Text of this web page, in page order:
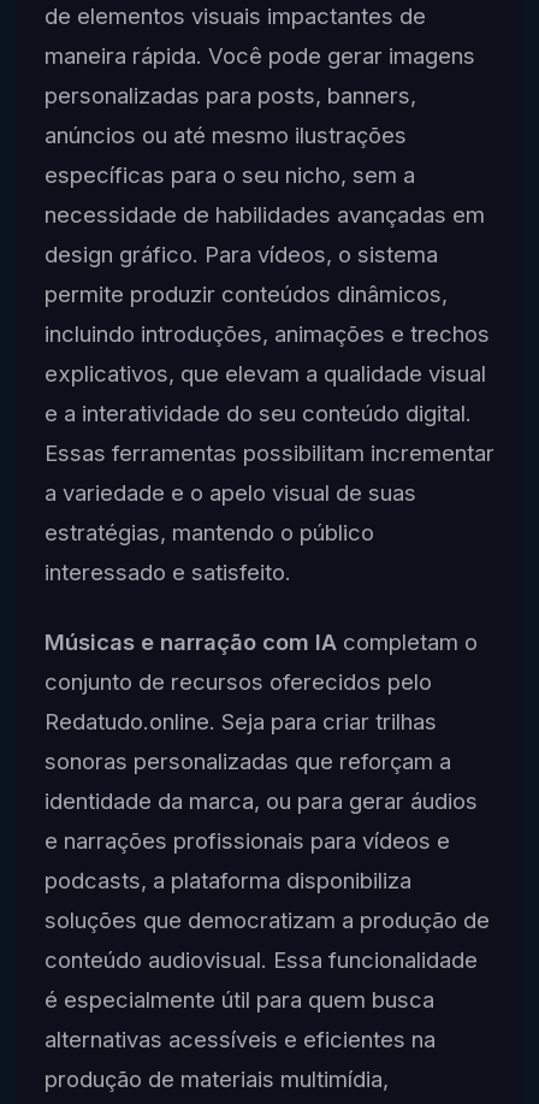
de elementos visuais impactantes de
maneira rápida. Você pode gerar imagens
personalizadas para posts, banners,
anúncios ou até mesmo ilustrações
específicas para o seu nicho, sem a
necessidade de habilidades avançadas em
design gráfico. Para vídeos, o sistema
permite produzir conteúdos dinâmicos,
incluindo introduções, animações e trechos
explicativos, que elevam a qualidade visual
e a interatividade do seu conteúdo digital.
Essas ferramentas possibilitam incrementar
a variedade e o apelo visual de suas
estratégias, mantendo o público
interessado e satisfeito.
Músicas e narração com IAcompletam o
conjunto de recursos oferecidos pelo
Redatudo.online. Seja para criar trilhas
sonoras personalizadas que reforçam a
identidade da marca, ou para gerar áudios
e narrações profissionais para vídeos e
podcasts, a plataforma disponibiliza
soluções que democratizam a produção de
conteúdo audiovisual. Essa funcionalidade
é especialmente útil para quem busca
alternativas acessíveis e eficientes na
produção de materiais multimídia,